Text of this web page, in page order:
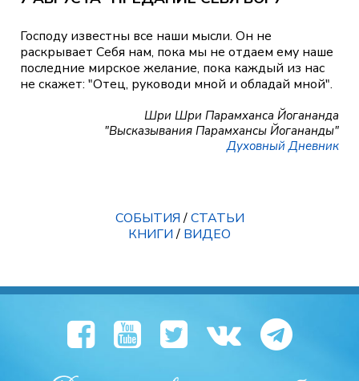
Господу известны все наши мысли. Он не
раскрывает Себя нам, пока мы не отдаем ему наше
последние мирское желание, пока каждый из нас
не скажет: "Отец, руководи мной и обладай мной".
Шри Шри Парамханса Йогананда
"Высказывания Парамхансы Йогананды"
Духовный Дневник
СОБЫТИЯ/СТАТЬИ
КНИГИ/ ВИДЕО